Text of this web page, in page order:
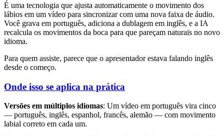
É uma tecnologia que ajusta automaticamente o movimento dos
lábios em um vídeo para sincronizar com uma nova faixa de áudio.
Você grava em português, adiciona a dublagem em inglês, e a IA
recalcula os movimentos da boca para que pareçam naturais no novo
idioma.
Para quem assiste, parece que o apresentador estava falando inglês
desde o começo.
Onde isso se aplica na prática
Versões em múltiplos idiomas: Um vídeo em português vira cinco
— português, inglês, espanhol, francês, alemão — com movimento
labial correto em cada um.